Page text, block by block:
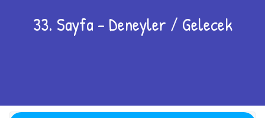
33. Sayfa – Deneyler / Gelecek